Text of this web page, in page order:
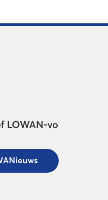
LOWAN-vo